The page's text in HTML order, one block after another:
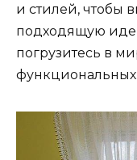
и стилей, чтобы
подходящую
погрузитесь в